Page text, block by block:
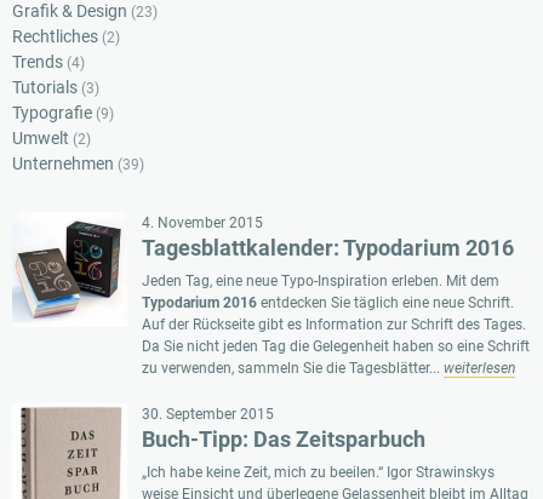
Grafik & Design (23)
Rechtliches (2)
Trends (4)
Tutorials (3)
Typografie (9)
Umwelt (2)
Unternehmen (39)
4. November 2015
Tagesblattkalender: Typodarium 2016
Jeden Tag, eine neue Typo-Inspiration erleben. Mit dem
Typodarium 2016 entdecken Sie täglich eine neue Schrift.
Auf der Rückseite gibt es Information zur Schrift des Tages.
Da Sie nicht jeden Tag die Gelegenheit haben so eine Schrift
zu verwenden, sammeln Sie die Tagesblätter... weiterlesen
30. September 2015
Buch-Tipp: Das Zeitsparbuch
„Ich habe keine Zeit, mich zu beeilen.“ Igor Strawinskys
weise Einsicht und überlegene Gelassenheit bleibt im Alltag